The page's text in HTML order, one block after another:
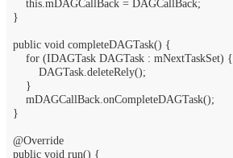
this.mDAGCallBack = DAGCallBack;
}
public void completeDAGTask() {
for (IDAGTask DAGTask : mNextTaskSet) {
DAGTask.deleteRely();
}
mDAGCallBack.onCompleteDAGTask();
}
@Override
public void run() {